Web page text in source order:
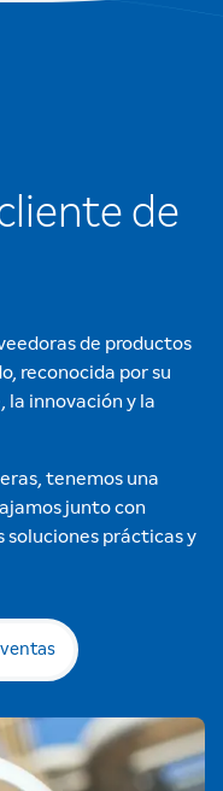
de
de productos
reconocida por su
la innovación y la
tenemos una
junto con
soluciones prácticas y